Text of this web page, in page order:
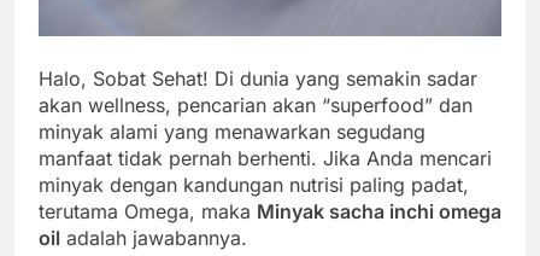
Halo, Sobat Sehat! Di dunia yang semakin sadar
akan wellness, pencarian akan “superfood” dan
minyak alami yang menawarkan segudang
manfaat tidak pernah berhenti. Jika Anda mencari
minyak dengan kandungan nutrisi paling padat,
terutama Omega, maka Minyak sacha inchi omega
oil adalah jawabannya.